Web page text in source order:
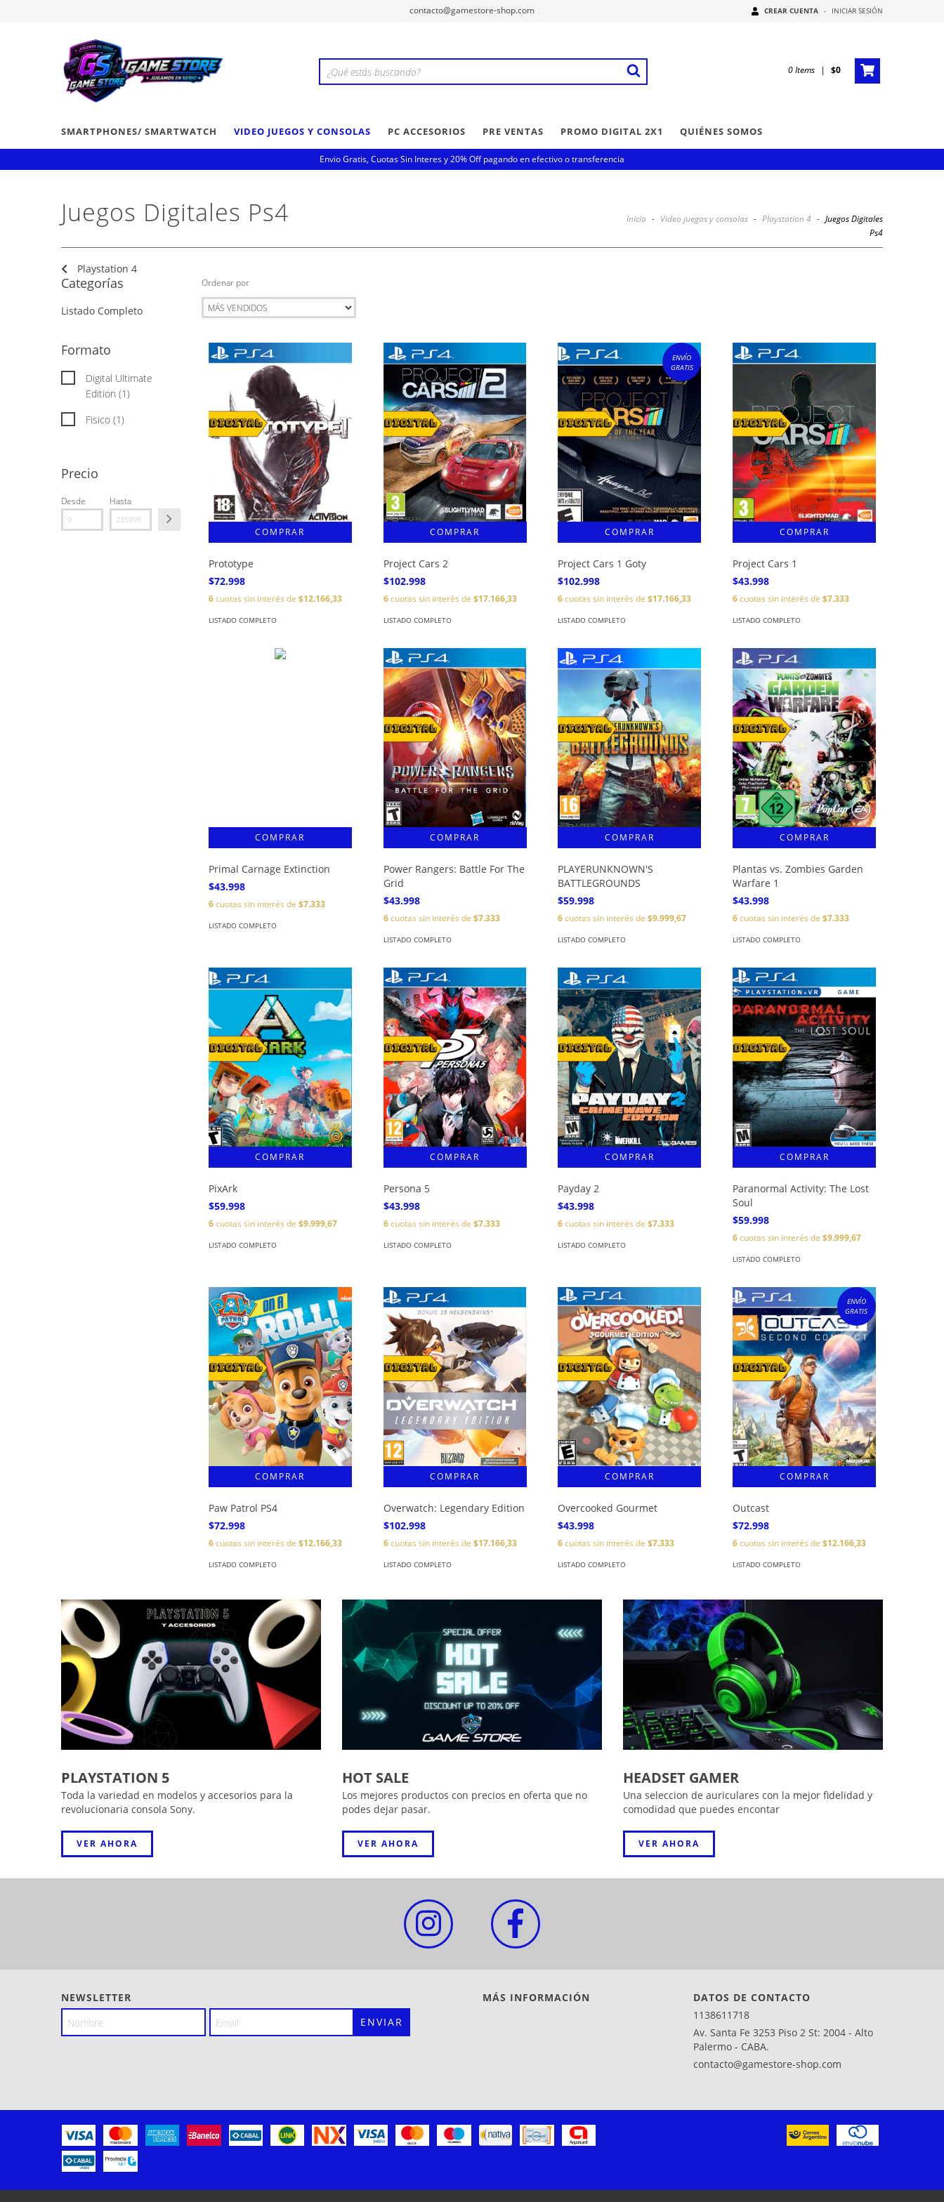
contacto@gamestore-shop.com CREAR CUENTA - INICIAR SESIÓN
0Items | $0
SMARTPHONES/ SMARTWATCH VIDEO JUEGOS Y CONSOLAS PC ACCESORIOS PRE VENTAS PROMO DIGITAL 2X1 QUIÉNES SOMOS
Envio Gratis, Cuotas Sin Interes y 20% Off pagando en efectivo o transferencia
Juegos Digitales Ps4 Inicio - Video juegos y consolas - Playstation 4 - Juegos Digitales
Ps4
Playstation 4
Categorías
Listado Completo
Formato
Digital Ultimate
Edition (1)
Fisico (1)
Precio
Desde Hasta
Ordenar por
Prototype
$72.998
6cuotas sin interés de $12.166,33
LISTADO COMPLETO
Project Cars 2
$102.998
6cuotas sin interés de $17.166,33
LISTADO COMPLETO
ENVÍO
GRATIS
Project Cars 1 Goty
$102.998
6cuotas sin interés de$17.166,33
LISTADO COMPLETO
Project Cars 1
$43.998
6cuotas sin interés de$7.333
LISTADO COMPLETO
Primal Carnage Extinction
$43.998
6cuotas sin interés de $7.333
LISTADO COMPLETO
Power Rangers: Battle For The
Grid
$43.998
6cuotas sin interés de $7.333
LISTADO COMPLETO
PLAYERUNKNOWN'S
BATTLEGROUNDS
$59.998
6cuotas sin interés de$9.999,67
LISTADO COMPLETO
Plantas vs. Zombies Garden
Warfare 1
$43.998
6cuotas sin interés de$7.333
LISTADO COMPLETO
PixArk
$59.998
6cuotas sin interés de $9.999,67
LISTADO COMPLETO
Persona 5
$43.998
6cuotas sin interés de $7.333
LISTADO COMPLETO
Payday 2
$43.998
6cuotas sin interés de$7.333
LISTADO COMPLETO
Paranormal Activity: The Lost
Soul
$59.998
6cuotas sin interés de$9.999,67
LISTADO COMPLETO
Paw Patrol PS4
$72.998
6cuotas sin interés de $12.166,33
LISTADO COMPLETO
Overwatch: Legendary Edition
$102.998
6cuotas sin interés de $17.166,33
LISTADO COMPLETO
Overcooked Gourmet
$43.998
6cuotas sin interés de$7.333
LISTADO COMPLETO
ENVÍO
GRATIS
Outcast
$72.998
6cuotas sin interés de$12.166,33
LISTADO COMPLETO
PLAYSTATION 5
Toda la variedad en modelos y accesorios para la
revolucionaria consola Sony.
VER AHORA
HOT SALE
Los mejores productos con precios en oferta que no
podes dejar pasar.
VER AHORA
HEADSET GAMER
Una seleccion de auriculares con la mejor fidelidad y
comodidad que puedes encontar
VER AHORA
NEWSLETTER MÁS INFORMACIÓN
DATOS DE CONTACTO
1138611718
Av. Santa Fe 3253 Piso 2 St: 2004 - Alto
Palermo - CABA.
contacto@gamestore-shop.com